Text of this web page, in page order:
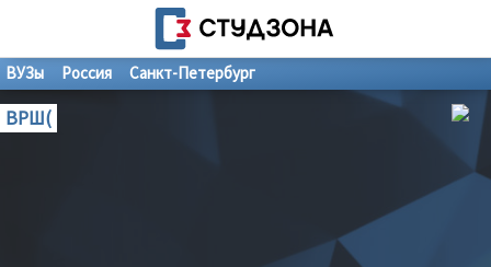
ВУЗы Россия Санкт-Петербург
ВРШ(